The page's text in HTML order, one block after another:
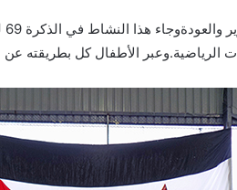
الرياضية.وعبر الأطفال كل بطريقته